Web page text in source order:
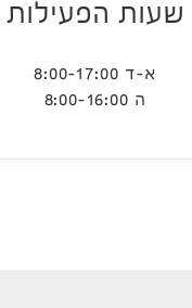
שעות הפעילות
א-ד 8:00-17:00
ה 8:00-16:00